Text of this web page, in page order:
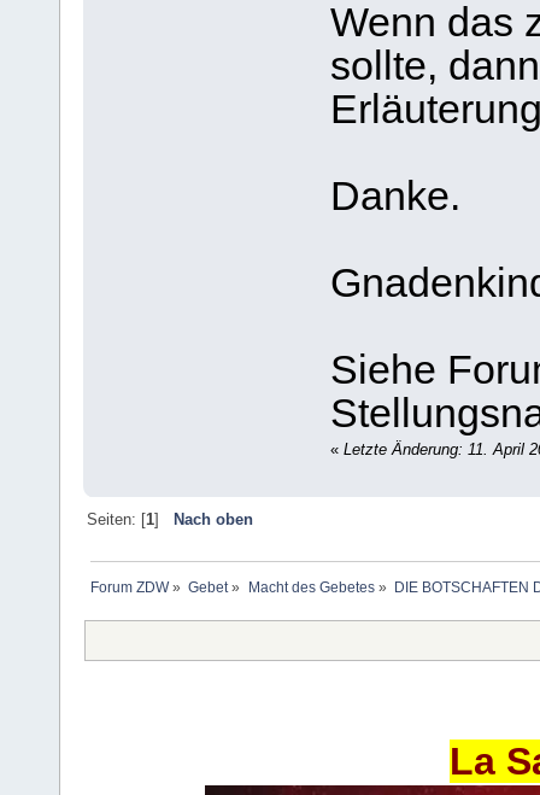
Wenn das
sollte,
Danke.
Siehe
« Letzte Änderung: 11. April
Seiten: [1] Nach oben
Forum ZDW» Gebet» Macht des Gebetes» DIE BOTSCHAFTEN
La